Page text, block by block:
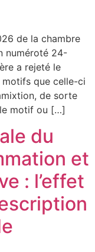
de la chambre
numéroté 24-
a rejeté le
motifs que celle-ci
de sorte
le motif ou […]
du
et
: l’effet